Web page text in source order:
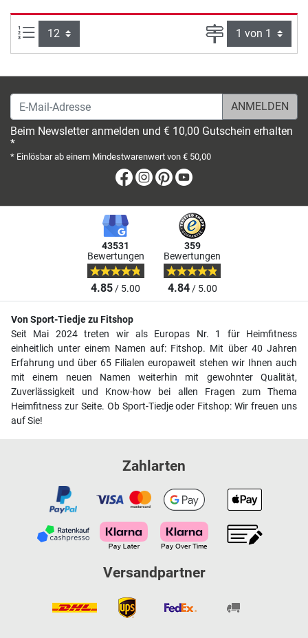
Artikel pro Seite: Seite
E-Mail-Adresse
Beim Newsletter anmelden und € 10,00 Gutschein erhalten
*
* Einlösbar ab einem Mindestwarenwert von € 50,00
Facebook
Instagram
Pinterest
43531
Bewertungen
4.85/ 5.00
359
Bewertungen
4.84/ 5.00
Von Sport-Tiedje zu Fitshop
Seit Mai 2024 treten wir als Europas Nr. 1 für Heimfitness
einheitlich unter einem Namen auf: Fitshop. Mit über 40 Jahren
Erfahrung und über 65 Filialen europaweit stehen wir Ihnen auch
mit einem neuen Namen weiterhin mit gewohnter Qualität,
Zuverlässigkeit und Know-how bei allen Fragen zum Thema
Heimfitness zur Seite. Ob Sport-Tiedje oder Fitshop: Wir freuen uns
auf Sie!
Zahlarten
Versandpartner